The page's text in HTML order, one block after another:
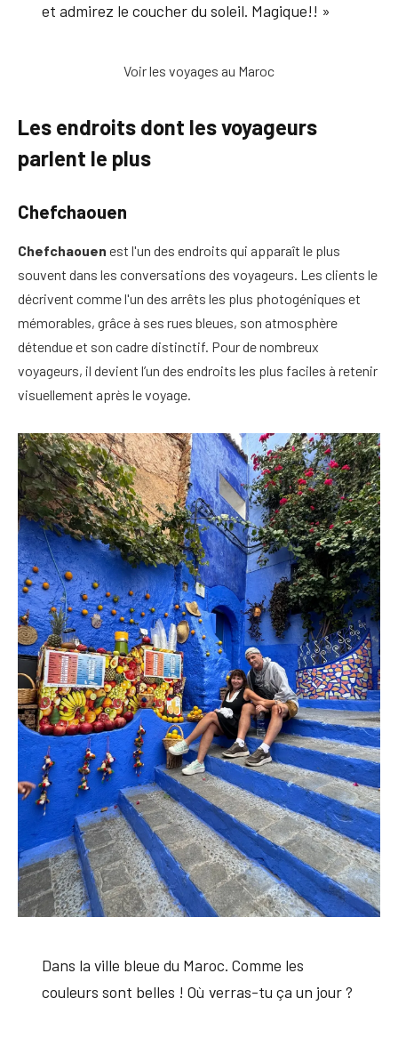
et admirez le coucher du soleil. Magique!! »
Voir les voyages au Maroc
Les endroits dont les voyageurs
parlent le plus
Chefchaouen
Chefchaouen est l'un des endroits qui apparaît le plus
souvent dans les conversations des voyageurs. Les clients le
décrivent comme l'un des arrêts les plus photogéniques et
mémorables, grâce à ses rues bleues, son atmosphère
détendue et son cadre distinctif. Pour de nombreux
voyageurs, il devient l’un des endroits les plus faciles à retenir
visuellement après le voyage.
Dans la ville bleue du Maroc. Comme les
couleurs sont belles ! Où verras-tu ça un jour ?